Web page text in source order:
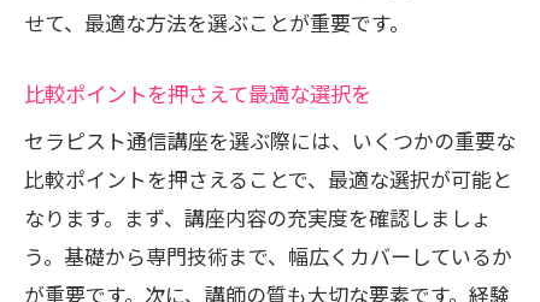
せて、最適な方法を選ぶことが重要です。
比較ポイントを押さえて最適な選択を
セラピスト通信講座を選ぶ際には、いくつかの重要な
比較ポイントを押さえることで、最適な選択が可能と
なります。まず、講座内容の充実度を確認しましょ
う。基礎から専門技術まで、幅広くカバーしているか
が重要です。次に、講師の質も大切な要素です。経験